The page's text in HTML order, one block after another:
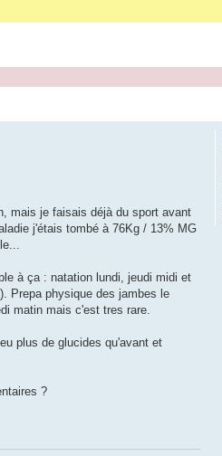
mais je faisais déjà du sport avant
j'étais tombé à 76Kg / 13% MG
à ça : natation lundi, jeudi midi et
Prepa physique des jambes le
matin mais c'est tres rare.
plus de glucides qu'avant et
?